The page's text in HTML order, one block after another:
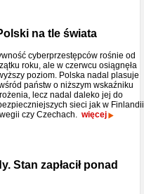
na tle świata
cyberprzestępców rośnie od
roku, ale w czerwcu osiągnęła
poziom. Polska nadal plasuje
państw o niższym wskaźniku
lecz nadal daleko jej do
sieci jak w
czy Czechach. więcej
Stan zapłacił ponad